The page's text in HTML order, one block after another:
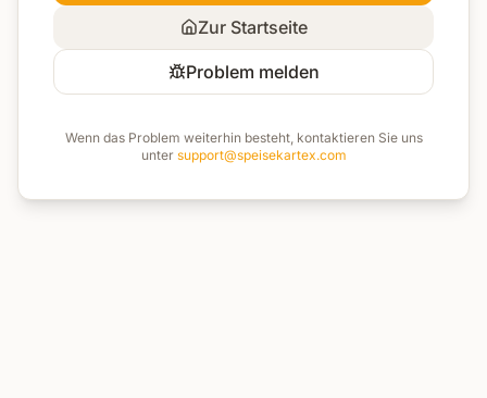
Zur Startseite
Problem melden
Wenn das Problem weiterhin besteht, kontaktieren Sie uns
unter support@speisekartex.com